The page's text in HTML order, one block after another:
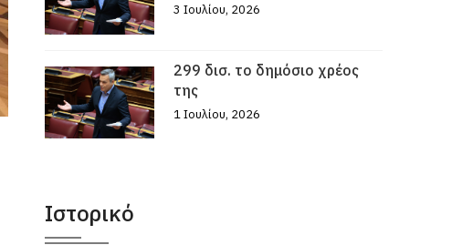
3 Ιουλίου, 2026
299 δισ. το δημόσιο χρέος
της
1 Ιουλίου, 2026
Ιστορικό